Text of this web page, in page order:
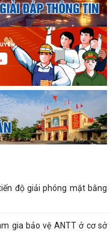
độ giải phóng mặt bằng
gia bảo vệ ANTT ở cơ sở